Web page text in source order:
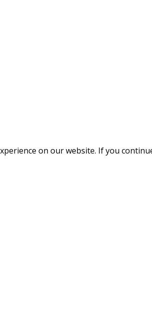
on our website. If you